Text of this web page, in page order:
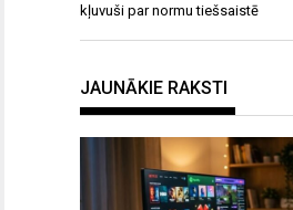
kļuvuši par normu tiešsaistē
JAUNĀKIE RAKSTI